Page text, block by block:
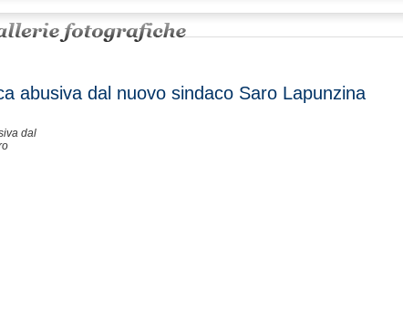
abusiva dal nuovo sindaco Saro Lapunzina
dal